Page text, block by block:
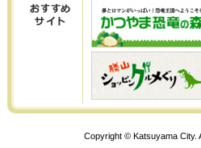
Copyright © Katsuyama City.